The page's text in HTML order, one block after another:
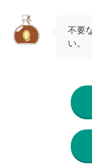
不要
い。